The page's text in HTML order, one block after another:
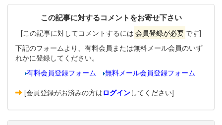
この記事に対するコメントをお寄せ下さい
[この記事に対してコメントするには 会員登録が必要 です]
下記のフォームより、有料会員または無料メール会員のいず
れかに登録してください。
有料会員登録フォーム
無料メール会員登録フォーム
[会員登録がお済みの方はログインしてください]